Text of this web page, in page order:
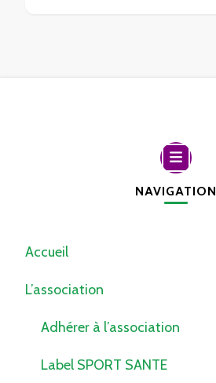
NAVIGATION
Accueil
L’association
Adhérer à l’association
Label SPORT SANTE